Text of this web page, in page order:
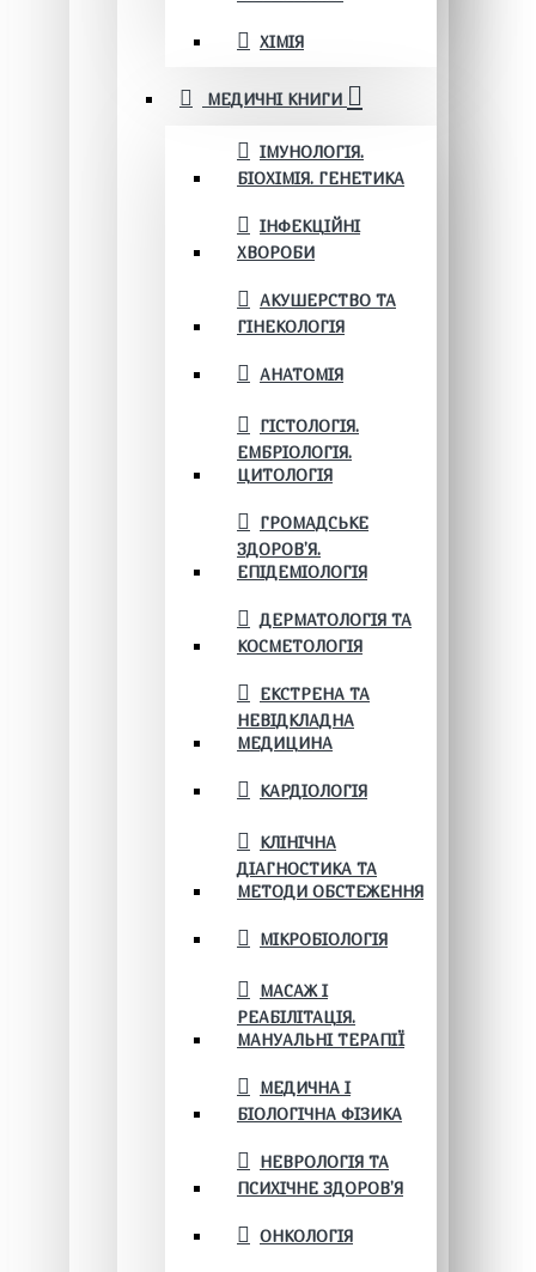
ХІМІЯ
МЕДИЧНІ КНИГИ
ІМУНОЛОГІЯ.
БІОХІМІЯ. ГЕНЕТИКА
ІНФЕКЦІЙНІ
ХВОРОБИ
АКУШЕРСТВО ТА
ГІНЕКОЛОГІЯ
АНАТОМІЯ
ГІСТОЛОГІЯ.
ЕМБРІОЛОГІЯ.
ЦИТОЛОГІЯ
ГРОМАДСЬКЕ
ЗДОРОВ’Я.
ЕПІДЕМІОЛОГІЯ
ДЕРМАТОЛОГІЯ ТА
КОСМЕТОЛОГІЯ
ЕКСТРЕНА ТА
НЕВІДКЛАДНА
МЕДИЦИНА
КАРДІОЛОГІЯ
КЛІНІЧНА
ДІАГНОСТИКА ТА
МЕТОДИ ОБСТЕЖЕННЯ
МІКРОБІОЛОГІЯ
МАСАЖ І
РЕАБІЛІТАЦІЯ.
МАНУАЛЬНІ ТЕРАПІЇ
МЕДИЧНА І
БІОЛОГІЧНА ФІЗИКА
НЕВРОЛОГІЯ ТА
ПСИХІЧНЕ ЗДОРОВ’Я
ОНКОЛОГІЯ